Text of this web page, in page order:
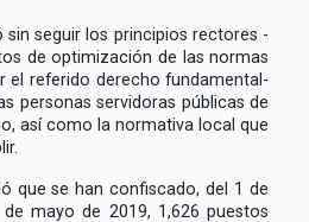
seguir los principios rectores -
de optimización de las normas
el referido derecho fundamental-
personas servidoras públicas de
así como la normativa local que
que se han confiscado, del 1 de
mayo de 2019, 1,626 puestos